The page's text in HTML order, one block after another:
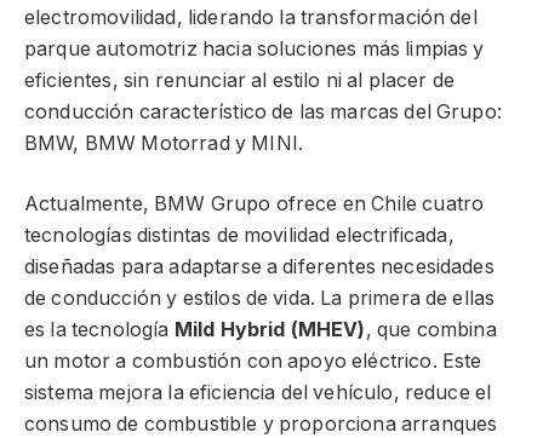
electromovilidad, liderando la transformación del
parque automotriz hacia soluciones más limpias y
eficientes, sin renunciar al estilo ni al placer de
conducción característico de las marcas del Grupo:
BMW, BMW Motorrad y MINI.
Actualmente, BMW Grupo ofrece en Chile cuatro
tecnologías distintas de movilidad electrificada,
diseñadas para adaptarse a diferentes necesidades
de conducción y estilos de vida. La primera de ellas
es la tecnología Mild Hybrid (MHEV), que combina
un motor a combustión con apoyo eléctrico. Este
sistema mejora la eficiencia del vehículo, reduce el
consumo de combustible y proporciona arranques